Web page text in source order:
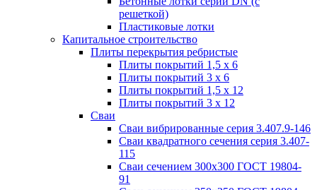
решеткой)
Пластиковые лотки
Капитальное строительство
Плиты перекрытия ребристые
Плиты покрытий 1,5 x 6
Плиты покрытий 3 x 6
Плиты покрытий 1,5 x 12
Плиты покрытий 3 x 12
Сваи
Сваи вибрированные серия 3.407.9-146
Сваи квадратного сечения серия 3.407-
115
Сваи сечением 300х300 ГОСТ 19804-
91